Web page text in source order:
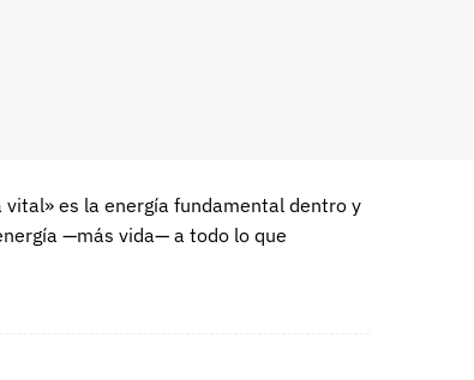
es la energía fundamental dentro y
—más vida— a todo lo que